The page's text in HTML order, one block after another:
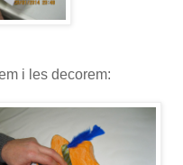
i les decorem: